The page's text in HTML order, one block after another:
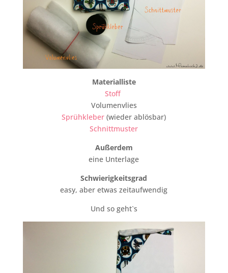
Materialliste
Stoff
Volumenvlies
Sprühkleber (wieder ablösbar)
Schnittmuster
Außerdem
eine Unterlage
Schwierigkeitsgrad
easy, aber etwas zeitaufwendig
Und so geht`s